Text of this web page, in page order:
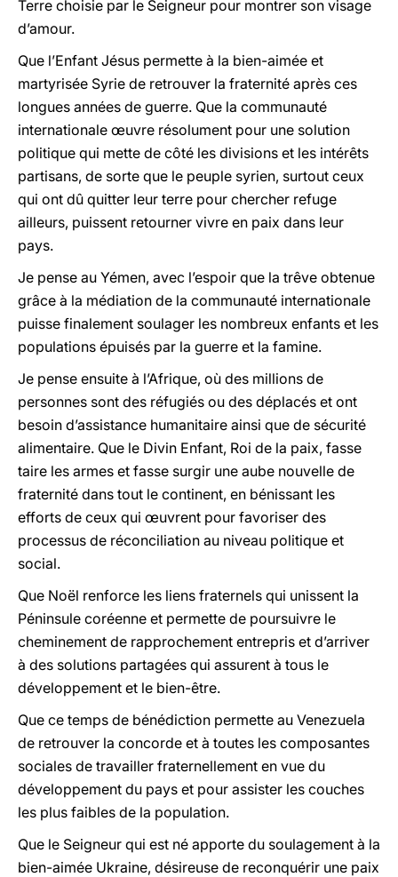
Terre choisie par le Seigneur pour montrer son visage
d’amour.
Que l’Enfant Jésus permette à la bien-aimée et
martyrisée Syrie de retrouver la fraternité après ces
longues années de guerre. Que la communauté
internationale œuvre résolument pour une solution
politique qui mette de côté les divisions et les intérêts
partisans, de sorte que le peuple syrien, surtout ceux
qui ont dû quitter leur terre pour chercher refuge
ailleurs, puissent retourner vivre en paix dans leur
pays.
Je pense au Yémen, avec l’espoir que la trêve obtenue
grâce à la médiation de la communauté internationale
puisse finalement soulager les nombreux enfants et les
populations épuisés par la guerre et la famine.
Je pense ensuite à l’Afrique, où des millions de
personnes sont des réfugiés ou des déplacés et ont
besoin d’assistance humanitaire ainsi que de sécurité
alimentaire. Que le Divin Enfant, Roi de la paix, fasse
taire les armes et fasse surgir une aube nouvelle de
fraternité dans tout le continent, en bénissant les
efforts de ceux qui œuvrent pour favoriser des
processus de réconciliation au niveau politique et
social.
Que Noël renforce les liens fraternels qui unissent la
Péninsule coréenne et permette de poursuivre le
cheminement de rapprochement entrepris et d’arriver
à des solutions partagées qui assurent à tous le
développement et le bien-être.
Que ce temps de bénédiction permette au Venezuela
de retrouver la concorde et à toutes les composantes
sociales de travailler fraternellement en vue du
développement du pays et pour assister les couches
les plus faibles de la population.
Que le Seigneur qui est né apporte du soulagement à la
bien-aimée Ukraine, désireuse de reconquérir une paix